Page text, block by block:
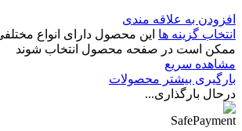
افزودن به علاقه مندی
انتخاب گزینه ها این محصول دارای انواع
ممکن است در صفحه محصول انتخاب شوند
مشاهده سریع
بارگیری بیشتر محصولات
درحال بارگذاری...